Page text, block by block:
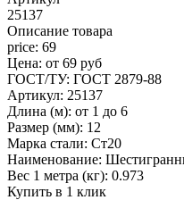
25137
Описание товара
price: 69
Цена: от 69 руб
ГОСТ/ТУ: ГОСТ 2879-88
Артикул: 25137
Длина (м): от 1 до 6
Размер (мм): 12
Марка стали: Ст20
Наименование:
Вес 1 метра (кг): 0.973
Купить в 1 клик